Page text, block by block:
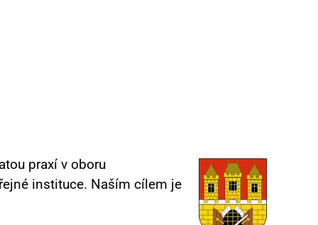
praxí v oboru
instituce. Naším cílem je